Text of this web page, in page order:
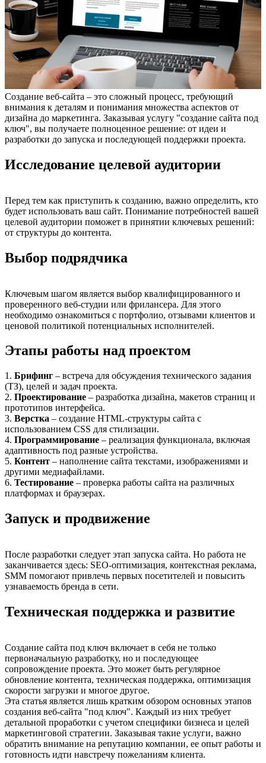
Создание веб-сайта – это сложный процесс, требующий
внимания к деталям и понимания множества аспектов от
дизайна до маркетинга. Заказывая услугу "создание сайта под
ключ", вы получаете полноценное решение: от идеи и
разработки до запуска и последующей поддержки проекта.
Исследование целевой аудитории
Перед тем как приступить к созданию, важно определить, кто
будет использовать ваш сайт. Понимание потребностей вашей
целевой аудитории поможет в принятии ключевых решений:
от структуры до контента.
Выбор подрядчика
Ключевым шагом является выбор квалифицированного и
проверенного веб-студии или фрилансера. Для этого
необходимо ознакомиться с портфолио, отзывами клиентов и
ценовой политикой потенциальных исполнителей.
Этапы работы над проектом
1. Брифинг – встреча для обсуждения технического задания
(ТЗ), целей и задач проекта.
2. Проектирование – разработка дизайна, макетов страниц и
прототипов интерфейса.
3. Верстка – создание HTML-структуры сайта с
использованием CSS для стилизации.
4. Программирование – реализация функционала, включая
адаптивность под разные устройства.
5. Контент – наполнение сайта текстами, изображениями и
другими медиафайлами.
6. Тестирование – проверка работы сайта на различных
платформах и браузерах.
Запуск и продвижение
После разработки следует этап запуска сайта. Но работа не
заканчивается здесь: SEO-оптимизация, контекстная реклама,
SMM помогают привлечь первых посетителей и повысить
узнаваемость бренда в сети.
Техническая поддержка и развитие
Создание сайта под ключ включает в себя не только
первоначальную разработку, но и последующее
сопровождение проекта. Это может быть регулярное
обновление контента, техническая поддержка, оптимизация
скорости загрузки и многое другое.
Эта статья является лишь кратким обзором основных этапов
создания веб-сайта "под ключ". Каждый из них требует
детальной проработки с учетом специфики бизнеса и целей
маркетинговой стратегии. Заказывая такие услуги, важно
обратить внимание на репутацию компании, ее опыт работы и
готовность идти навстречу пожеланиям клиента.